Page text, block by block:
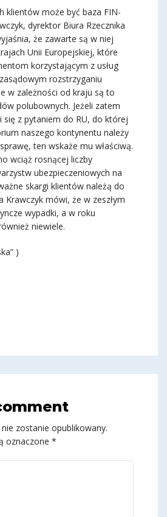
klientów może być baza FIN-
dyrektor Biura Rzecznika
że zawarte są w niej
Unii Europejskiej, które
korzystającym z usług
rozstrzyganiu
w zależności od kraju są to
polubownych. Jeżeli zatem
się z pytaniem do RU, do której
naszego kontynentu należy
ten wskaże mu właściwą.
wciąż rosnącej liczby
ubezpieczeniowych na
skargi klientów należą do
Krawczyk mówi, że w zeszłym
wypadki, a w roku
niewiele.
)
zostanie opublikowany.
oznaczone *